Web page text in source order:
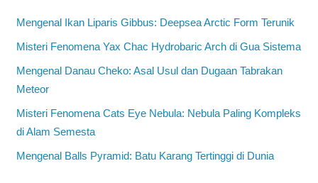
Mengenal Ikan Liparis Gibbus: Deepsea Arctic Form Terunik
Misteri Fenomena Yax Chac Hydrobaric Arch di Gua Sistema
Mengenal Danau Cheko: Asal Usul dan Dugaan Tabrakan
Meteor
Misteri Fenomena Cats Eye Nebula: Nebula Paling Kompleks
di Alam Semesta
Mengenal Balls Pyramid: Batu Karang Tertinggi di Dunia